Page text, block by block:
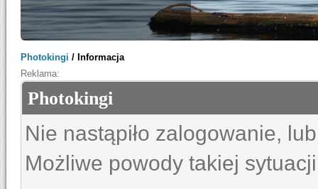
Photokingi / Informacja
Reklama:
Photokingi
Nie nastąpiło zalogowanie,
Możliwe powody takiej